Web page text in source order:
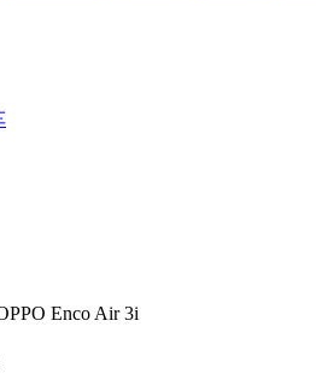
Enco Air 3i